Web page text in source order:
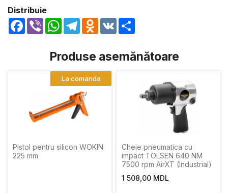
Distribuie
Facebook
Viber WhatsApp
TelegramOdnoklassniki
VK
Produse asemănătoare
Pistol pentru silicon WOKIN
225 mm
La comanda
Cheie pneumatica cu
impact TOLSEN 640 NM
7500 rpm AirXT (Industrial)
1 508,00 MDL